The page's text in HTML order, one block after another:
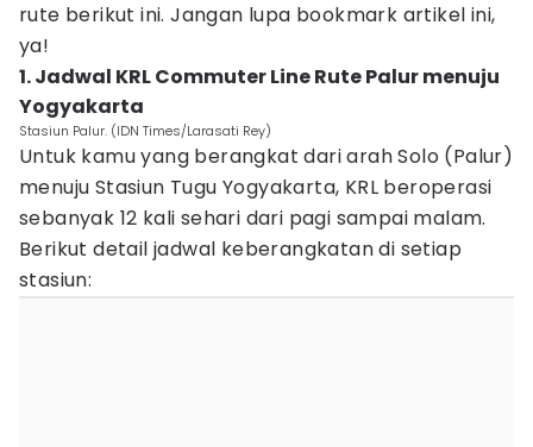
rute berikut ini. Jangan lupa bookmark artikel ini,
ya!
1. Jadwal KRL Commuter Line Rute Palur menuju
Yogyakarta
Stasiun Palur. (IDN Times/Larasati Rey)
Untuk kamu yang berangkat dari arah Solo (Palur)
menuju Stasiun Tugu Yogyakarta, KRL beroperasi
sebanyak 12 kali sehari dari pagi sampai malam.
Berikut detail jadwal keberangkatan di setiap
stasiun: